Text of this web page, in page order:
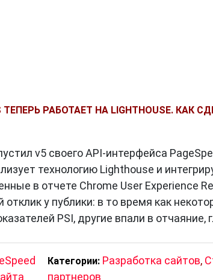
ТЕПЕРЬ РАБОТАЕТ НА LIGHTHOUSE. КАК
v5 своего API-интерфейса
технологию Lighthouse и
в отчете Chrome User Experience
у публики: в то время как
PSI, другие впали в отчаяние,
Категории: Разработка сайтов,
партнеров